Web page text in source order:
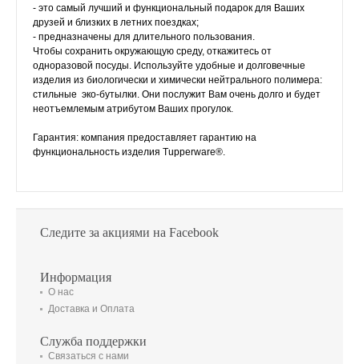
- это самый лучший и функциональный подарок для Ваших
друзей и близких в летних поездках;
- предназначены для длительного пользования.
Чтобы сохранить окружающую среду, откажитесь от
одноразовой посуды. Используйте удобные и долговечные
изделия из биологически и химически нейтрального полимера:
стильные эко-бутылки. Они послужит Вам очень долго и будет
неотъемлемым атрибутом Ваших прогулок.
Гарантия: компания предоставляет гарантию на
функциональность изделия Tupperware®.
Следите за акциями на Facebook
Информация
О нас
Доставка и Оплата
Служба поддержки
Связаться с нами